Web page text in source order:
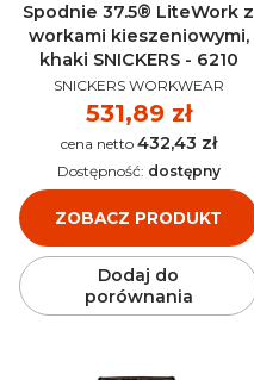
Spodnie 37.5® LiteWork z
workami kieszeniowymi,
khaki SNICKERS - 6210
PRODUCENT
SNICKERS WORKWEAR
Cena
531,89 zł
Cena 432,43 zł
ZOBACZ PRODUKT
Dostępność: dostępny
Dodaj do
porównania